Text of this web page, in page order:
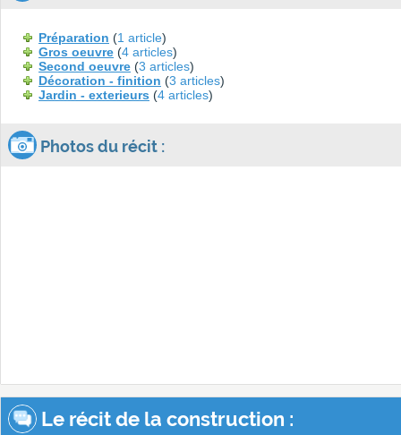
Préparation (1 article)
Gros oeuvre (4 articles)
Second oeuvre (3 articles)
Décoration - finition (3 articles)
Jardin - exterieurs (4 articles)
Photos du récit :
Le récit de la construction :